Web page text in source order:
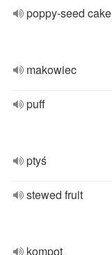
poppy-seed cake
makowiec
puff
ptyś
stewed fruit
kompot